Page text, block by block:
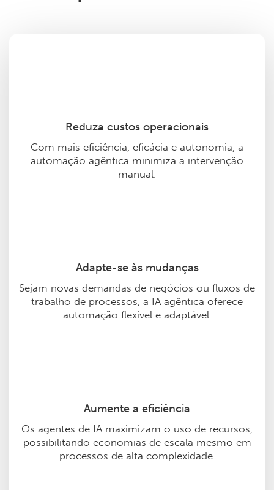
Reduza custos operacionais
Com mais eficiência, eficácia e autonomia, a
automação agêntica minimiza a intervenção
manual.
Adapte-se às mudanças
Sejam novas demandas de negócios ou fluxos de
trabalho de processos, a IA agêntica oferece
automação flexível e adaptável.
Aumente a eficiência
Os agentes de IA maximizam o uso de recursos,
possibilitando economias de escala mesmo em
processos de alta complexidade.